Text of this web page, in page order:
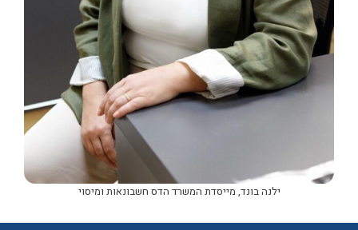
ילנה בונד, מייסדת המשרד הדס חשבונאות ומיסוי